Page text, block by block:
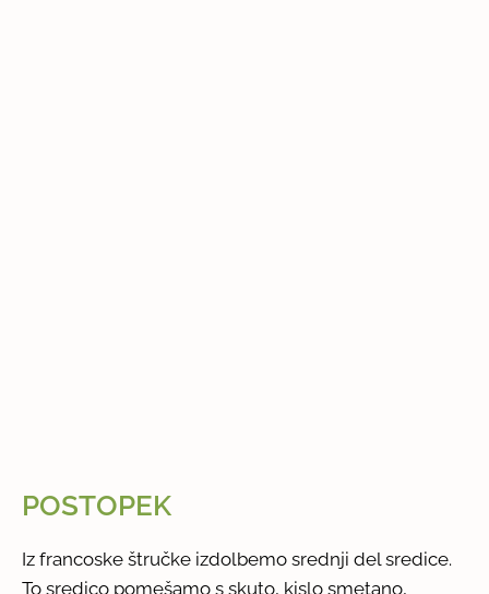
POSTOPEK
Iz francoske štručke izdolbemo srednji del sredice.
To sredico pomešamo s skuto, kislo smetano,